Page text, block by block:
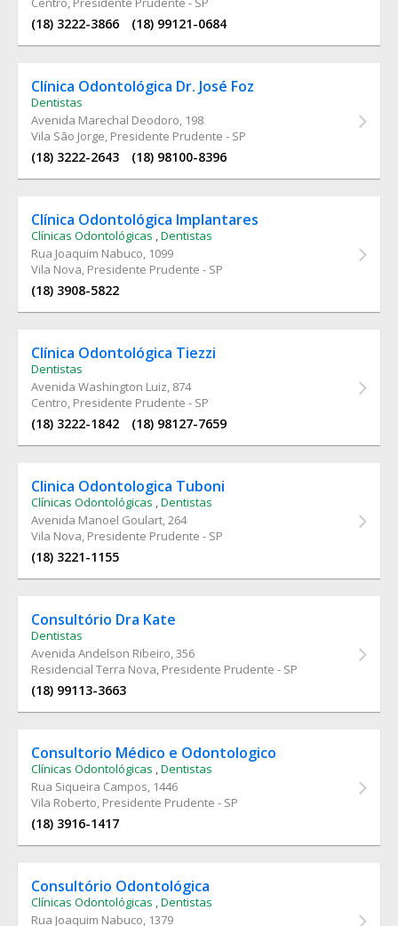
(18) 3222-3866 (18) 99121-0684
Clínica Odontológica Dr. José Foz
Dentistas
Avenida Marechal Deodoro, 198
Vila São Jorge, Presidente Prudente - SP
(18) 3222-2643 (18) 98100-8396
Clínica Odontológica Implantares
Clínicas Odontológicas ,Dentistas
Rua Joaquim Nabuco, 1099
Vila Nova, Presidente Prudente - SP
(18) 3908-5822
Clínica Odontológica Tiezzi
Dentistas
Avenida Washington Luiz, 874
Centro, Presidente Prudente - SP
(18) 3222-1842 (18) 98127-7659
Clinica Odontologica Tuboni
Clínicas Odontológicas ,Dentistas
Avenida Manoel Goulart, 264
Vila Nova, Presidente Prudente - SP
(18) 3221-1155
Consultório Dra Kate
Dentistas
Avenida Andelson Ribeiro, 356
Residencial Terra Nova, Presidente Prudente - SP
(18) 99113-3663
Consultorio Médico e Odontologico
Clínicas Odontológicas ,Dentistas
Rua Siqueira Campos, 1446
Vila Roberto, Presidente Prudente - SP
(18) 3916-1417
Consultório Odontológica
Clínicas Odontológicas ,Dentistas
Rua Joaquim Nabuco, 1379